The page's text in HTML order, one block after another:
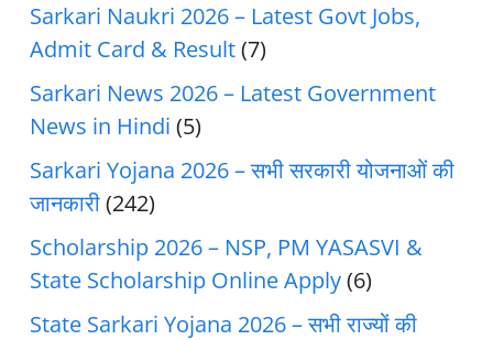
Sarkari Naukri 2026 – Latest Govt Jobs,
Admit Card & Result(7)
Sarkari News 2026 – Latest Government
News in Hindi (5)
Sarkari Yojana 2026 – सभी सरकारी योजनाओं की
जानकारी(242)
Scholarship 2026 – NSP, PM YASASVI &
State Scholarship Online Apply(6)
State Sarkari Yojana 2026 – सभी राज्यों की